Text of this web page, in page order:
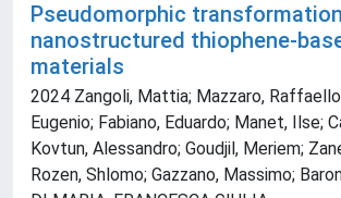
Pseudomorphic
nanostructured thiophene-
materials
2024 Zangoli, Mattia; Mazzaro,
Eugenio; Fabiano, Eduardo; Manet, Ilse;
Kovtun, Alessandro; Goudjil, Meriem;
Rozen, Shlomo; Gazzano, Massimo;